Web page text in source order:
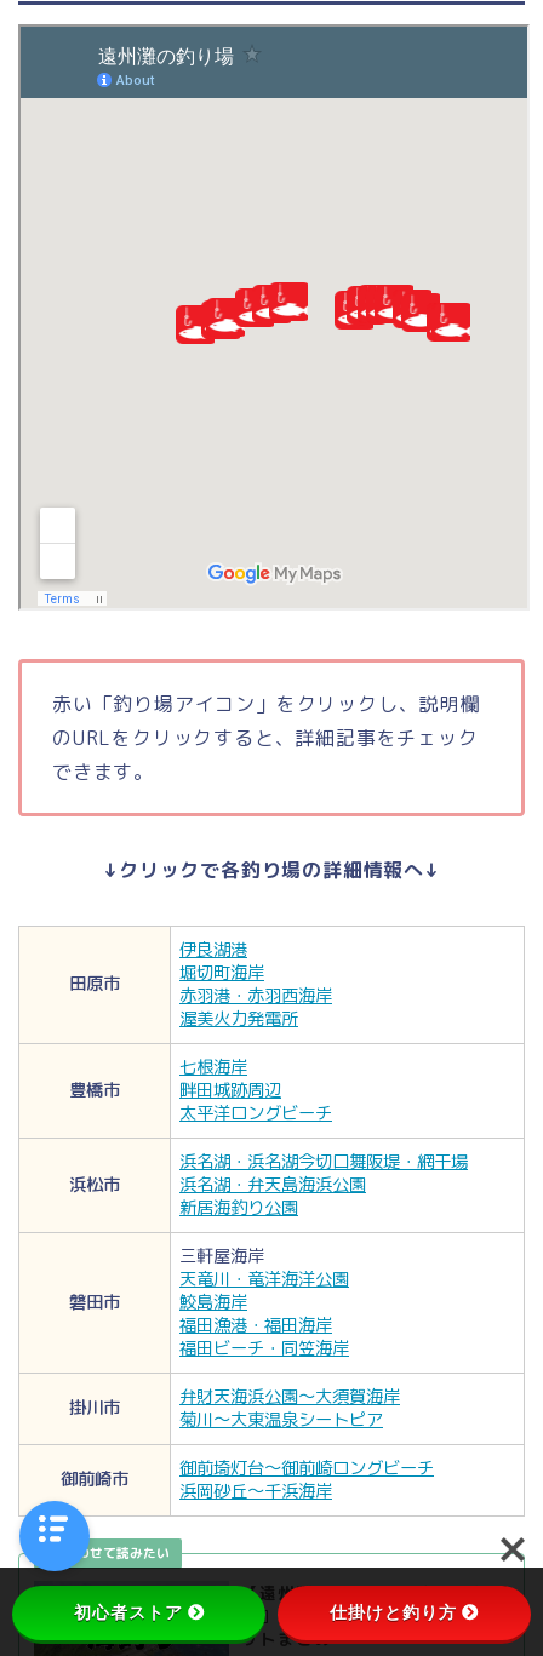
赤い「釣り場アイコン」をクリックし、説明欄
のURLをクリックすると、詳細記事をチェック
できます。
↓クリックで各釣り場の詳細情報へ↓
田原市
伊良湖港
堀切町海岸
赤羽港・赤羽西海岸
渥美火力発電所
豊橋市
七根海岸
畔田城跡周辺
太平洋ロングビーチ
浜松市
浜名湖・浜名湖今切口舞阪堤・網干場
浜名湖・弁天島海浜公園
新居海釣り公園
磐田市
三軒屋海岸
天竜川・竜洋海洋公園
鮫島海岸
福田漁港・福田海岸
福田ビーチ・同笠海岸
掛川市
弁財天海浜公園～大須賀海岸
菊川～大東温泉シートピア
御前崎市
御前埼灯台～御前崎ロングビーチ
浜岡砂丘～千浜海岸
【遠州灘エリア】『愛知県&静岡
県』のおすすめ海釣り場18スポ
ットまとめ
初心者ストア 仕掛けと釣り方